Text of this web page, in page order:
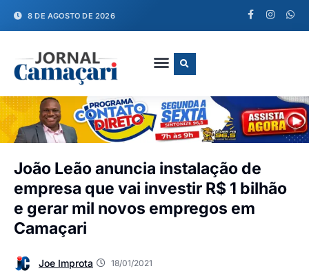
8 DE AGOSTO DE 2026
João Leão anuncia instalação de
empresa que vai investir R$ 1 bilhão
e gerar mil novos empregos em
Camaçari
Joe Improta 18/01/2021